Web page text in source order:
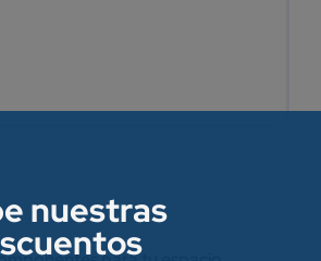
nuestras